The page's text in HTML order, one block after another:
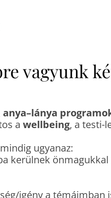
vagyunk
anya–lánya
a wellbeing, a testi-
ugyanaz:
kerülnek
igény a